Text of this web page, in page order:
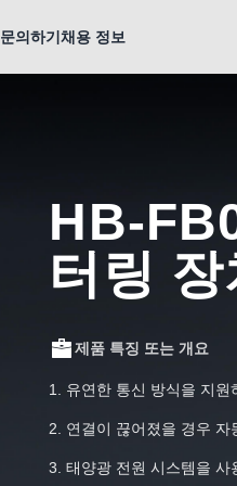
문의하기 채용 정보
HB-
터링 장
제품 특징 또는 개요
1. 유연한 통신 방식을 지
2. 연결이 끊어졌을 경우
3. 태양광 전원 시스템을